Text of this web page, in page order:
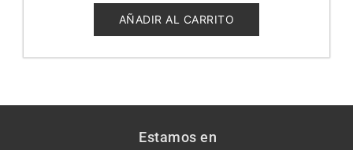
de
5
AÑADIR AL CARRITO
Estamos en